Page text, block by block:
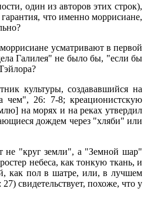
один из авторов этих строк),
что именно моррисиане,
усматривают в первой
Галилея" не было бы, "если бы
культуры, создававшийся на
чем", 26: 7-8; креационистскую
на морях и на реках утвердил
дождем через "хляби" или
не "круг земли", а "Земной шар"
небеса, как тонкую ткань, и
как пол в шатре, или, в лучшем
свидетельствует, похоже, что у